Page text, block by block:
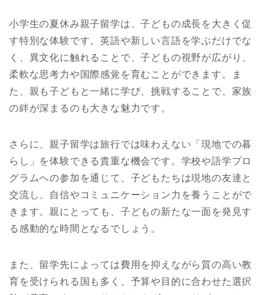
小学生の夏休み親子留学は、子どもの成長を大きく促
す特別な体験です。英語や新しい言語を学ぶだけでな
く、異文化に触れることで、子どもの視野が広がり、
柔軟な思考力や国際感覚を育むことができます。ま
た、親も子どもと一緒に学び、挑戦することで、家族
の絆が深まるのも大きな魅力です。
さらに、親子留学は旅行では味わえない「現地での暮
らし」を体験できる貴重な機会です。学校や語学プロ
グラムへの参加を通じて、子どもたちは現地の友達と
交流し、自信やコミュニケーション力を養うことがで
きます。親にとっても、子どもの新たな一面を発見す
る感動的な時間となるでしょう。
また、留学先によっては費用を抑えながら質の高い教
育を受けられる国も多く、予算や目的に合わせた選択